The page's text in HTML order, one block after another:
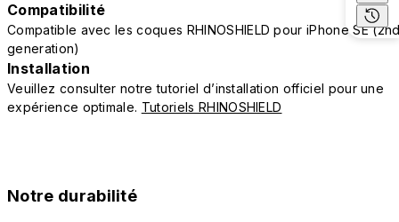
Compatibilité
Compatible avec les coques RHINOSHIELD pour iPhone SE
generation)
Installation
Veuillez consulter notre tutoriel d’installation officiel pour une
expérience optimale. Tutoriels RHINOSHIELD
Notre durabilité